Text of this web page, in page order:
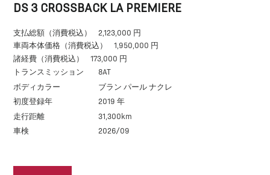
DS 3 CROSSBACK LA PREMIERE
支払総額（消費税込）
2,123,000 円
車両本体価格（消費税込）
1,950,000 円
諸経費（消費税込）
173,000 円
トランスミッション
8AT
ボディカラー
ブラン パール ナクレ
初度登録年
2019 年
走行距離
31,300km
車検
2026/09